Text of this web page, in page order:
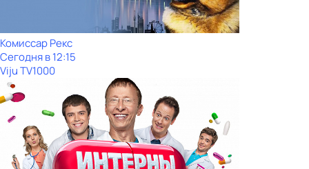
Комиссар Рекс
Сегодня в 12:15
Viju TV1000